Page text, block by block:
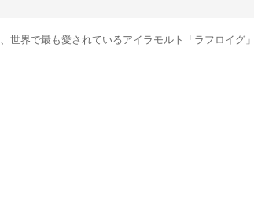
世界で最も愛されているアイラモルト「ラフロイ